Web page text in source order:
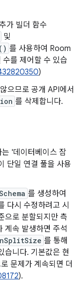
가 빌더 함수
및
를 사용하여 Room
를 제어할 수 있습
)
으므로 공개 API에서
를 삭제합니다.
'데이터베이스 잠
단일 연결 풀을 사용
를 생성하여
다시 수정하려고 시
으로 분할되지만 측
계속 발생하면 주석
를 통해
습니다. 기본값은 현
문제가 계속되면 더
).